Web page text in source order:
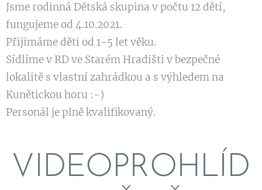
Jsme rodinná Dětská skupina v počtu 12 dětí,
fungujeme od 4.10.2021.
Přijímáme děti od 1-5 let věku.
Sídlíme v RD ve Starém Hradišti v bezpečné
lokalitě s vlastní zahrádkou a s výhledem na
Kunětickou horu :-)
Personál je plně kvalifikovaný.
VIDEOPROHLÍD